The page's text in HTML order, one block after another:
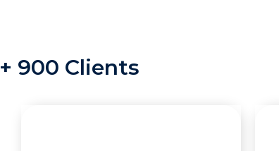
+ 900 Clients